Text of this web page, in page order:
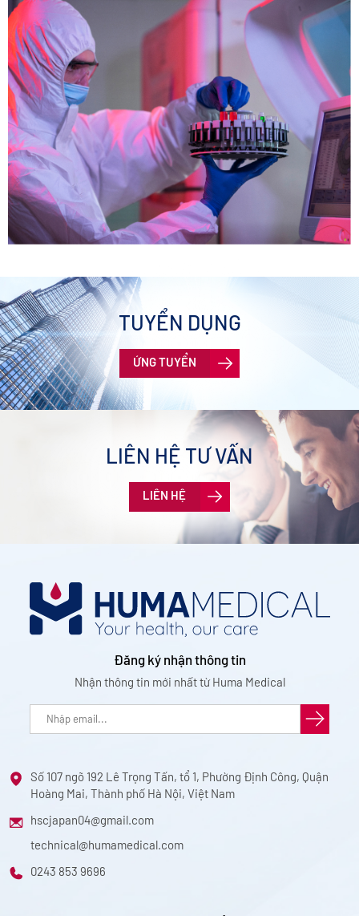
TUYỂN DỤNG
ỨNG TUYỂN
LIÊN HỆ TƯ VẤN
LIÊN HỆ
Đăng ký nhận thông tin
Nhận thông tin mới nhất từ Huma Medical
Số 107 ngõ 192 Lê Trọng Tấn, tổ 1, Phường Định Công, Quận
Hoàng Mai, Thành phố Hà Nội, Việt Nam
hscjapan04@gmail.com
technical@humamedical.com
0243 853 9696